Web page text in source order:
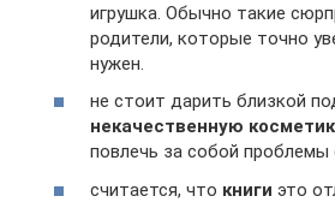
игрушка. Обычно такие
родители, которые точно
нужен.
не стоит дарить близкой
некачественную
повлечь за собой проблемы
считается, что книги это